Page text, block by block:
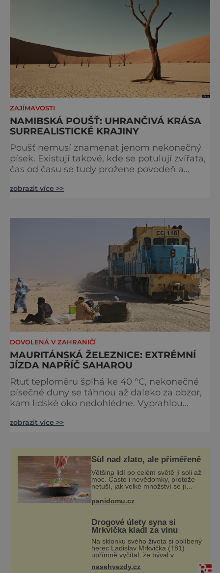
ZAJÍMAVOSTI
NAMIBSKÁ POUŠŤ: UHRANČIVÁ KRÁSA
SURREALISTICKÉ KRAJINY
Poušť nemusí znamenat jenom nekonečný
písek. Existují takové, kde se potulují zvířata,
čas od času se tudy prožene povodeň a
akácie pod modrou oblohou vytvářejí
jihozápadním pobřeží Afriky podél Atlantiku
patří k nejsušším místům na zemi. Vznikla
před nejméně 55 miliony lety a
zobrazit více >>
DOVOLENÁ V ZAHRANIČÍ
MAURITÁNSKÁ ŽELEZNICE: EXTRÉMNÍ
JÍZDA NAPŘÍČ SAHAROU
Rtuť teploměru šplhá ke 40 °C, nekonečné
písečné duny se táhnou až daleko za obzor,
kam lidské oko nedohlédne. Vyprahlou
od pobřeží Atlantského oceánu v délce 704
Mauritánie je jednou z afrických zemí, které
se pyšní velkým bohatstvím v podobě
přírodních zdrojů, především žele
zobrazit více >>
Sůl nad zlato, ale přiměřeně
Většina lidí po celém světě jí soli až
moc. Často i nevědomky, protože
netuší, jak velké množství se jí
potravinách, dokonce i těch
sladkých. Sůl je zdravá
panidomu.cz
Drogové úlety syna si
Mrkvička kladl za vinu
Na sklonku svého života si oblíbený
herec Ladislav Mrkvička (†81)
upřímně vyčítal, že býval v
mladších letech špatný otec, a tyto
výčitky v něm vyvolával hlavně
nasehvezdy.cz